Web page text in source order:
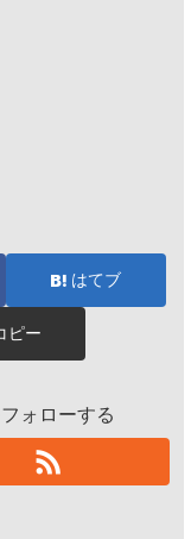
はてブ
ピー
ォローする